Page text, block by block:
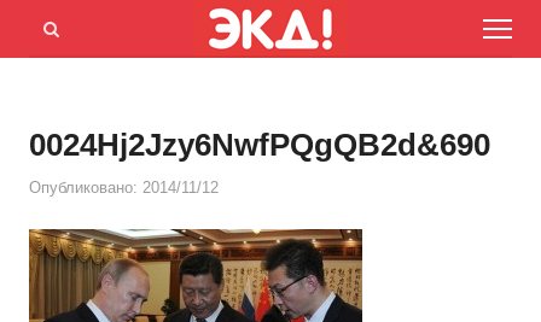
Menu
Открыть
0024Hj2Jzy6NwfPQgQB2d&690
Опубликовано: 2014/11/12